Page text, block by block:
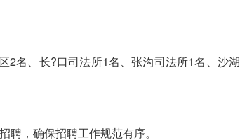
名、长?口司法所1名、张沟司法所1名、沙湖
，确保招聘工作规范有序。